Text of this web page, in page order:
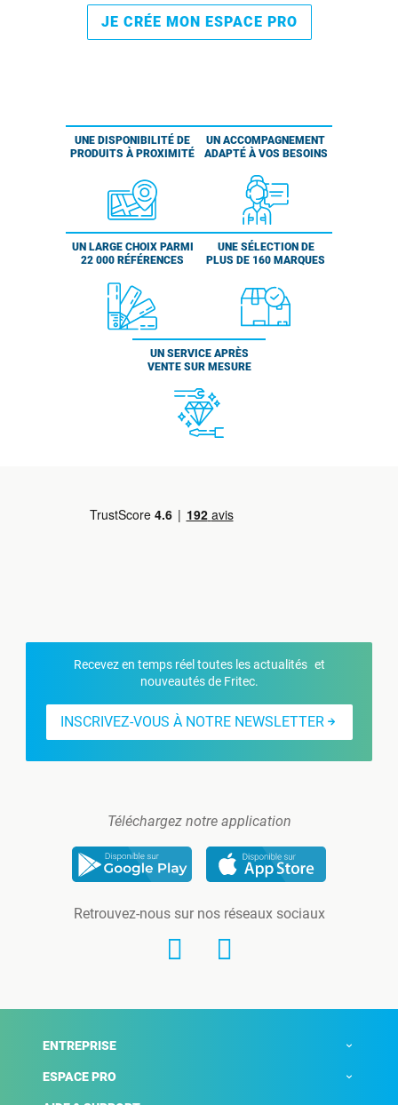
JE CRÉE MON ESPACE PRO
UNE DISPONIBILITÉ DE
PRODUITS À PROXIMITÉ
UN ACCOMPAGNEMENT
ADAPTÉ À VOS BESOINS
UN LARGE CHOIX PARMI
22 000 RÉFÉRENCES
UNE SÉLECTION DE
PLUS DE 160 MARQUES
UN SERVICE APRÈS
VENTE SUR MESURE
Recevez en temps réel toutes les actualités et
nouveautés de Fritec.
INSCRIVEZ-VOUS À NOTRE NEWSLETTER
Téléchargez notre application
Retrouvez-nous sur nos réseaux sociaux
ENTREPRISE
ESPACE PRO